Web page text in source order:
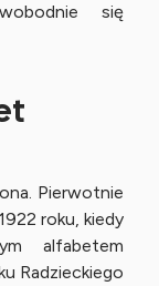
się
Pierwotnie
roku, kiedy
alfabetem
Radzieckiego